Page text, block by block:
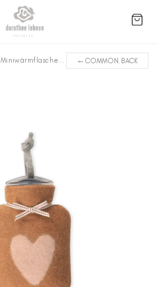
Miniwärmflaschen Herz WFXS-2227
←COMMON.BACK